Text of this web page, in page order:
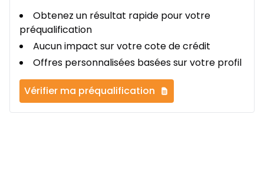
Obtenez un résultat rapide pour votre
préqualification
Aucun impact sur votre cote de crédit
Offres personnalisées basées sur votre profil
Vérifier ma préqualification